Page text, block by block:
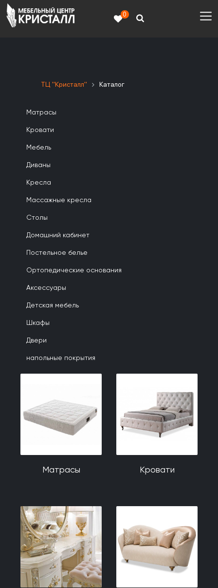
0
ТЦ "Кристалл" Каталог
Матрасы
Кровати
Мебель
Диваны
Кресла
Массажные кресла
Столы
Домашний кабинет
Постельное белье
Ортопедические основания
Аксессуары
Детская мебель
Шкафы
Двери
напольные покрытия
Матрасы Кровати